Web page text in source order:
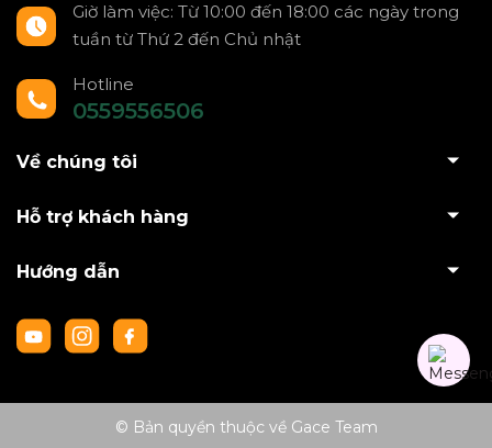
Giờ làm việc: Từ 10:00 đến 18:00 các ngày trong
tuần từ Thứ 2 đến Chủ nhật
Hotline
0559556506
Về chúng tôi
Hỗ trợ khách hàng
Hướng dẫn
© Bản quyền thuộc về Gace Team